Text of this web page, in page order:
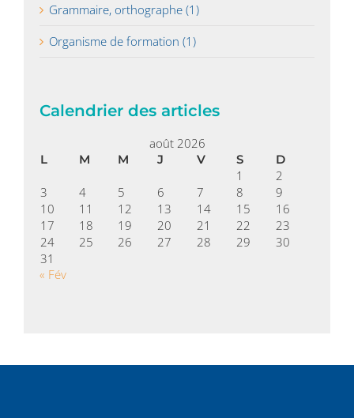
Grammaire, orthographe (1)
Organisme de formation (1)
Calendrier des articles
août 2026
L M M J V S D
1
2
3
4 5 6 7 8
9
10
11 12 13 14 15
16
17
18 19 20 21 22
23
24
25 26 27 28 29
30
31
« Fév